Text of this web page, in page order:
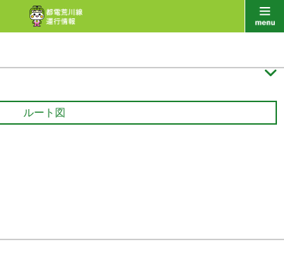

ルート図